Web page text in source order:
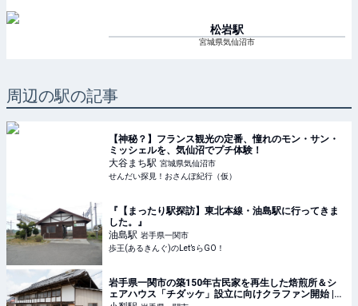
松岩駅
宮城県気仙沼市
周辺の駅の記事
【神秘？】フランス観光の定番、憧れのモン・サン・
ミッシェルを、気仙沼でプチ体験！
大谷まち駅 宮城県気仙沼市
せんだい探見！おさんぽ紀行（仮）
『【まったり駅探訪】東北本線・油島駅に行ってきま
した。』
油島駅 岩手県一関市
歩王(あるきんぐ)のLet’sらGO！
岩手県一関市の築150年古民家を再生した焙煎所＆シ
ェアハウス「チダッケ」設立に向けクラファン開始 |